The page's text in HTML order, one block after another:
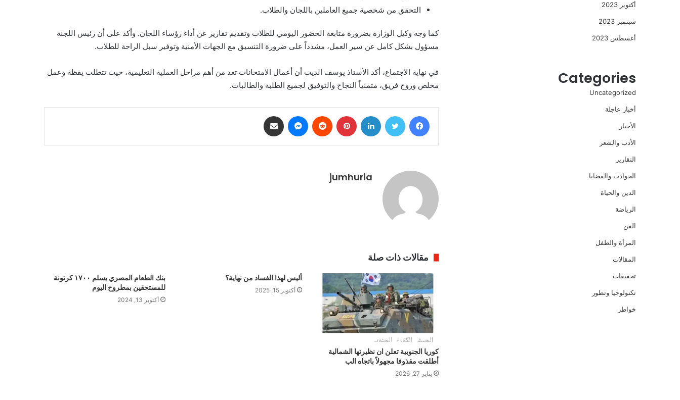
التحقق من شخصية جميع العاملين باللجان والطلاب.
كما وجه وكيل الوزارة بضرورة متابعة الحضور اليومي للطلاب وتقديم تقارير عن أداء رؤساء اللجان. وأكد على أن رئيس اللجنة
مسؤول بشكل كامل عن سير العمل، مشدداً على ضرورة التنسيق مع الجهات الأمنية وتوفير سبل الراحة للطلاب.
في نهاية الاجتماع، أكد الأستاذ يوسف الديب أن أعمال الامتحانات تعد من أهم مراحل العملية التعليمية، حيث تتطلب يقظة وعمل
مخلص وروح فريق، متمنياً النجاح والتوفيق لجميع الطلبة والطالبات.
فيسبوك تويتر لينكدإن بينتيريست ماسنجر
jumhuria
مقالات ذات صلة
كوريا الجنوبية تعلن ان نظيرتها الشمالية
أطلقت مقذوفا مجهولاً باتجاه الب
يناير 27, 2026
أليس لهذا الفساد من نهاية؟
أكتوبر 15, 2025
بنك الطعام المصري يسلم ١٧٠٠ كرتونة
للمستحقين بمطروح اليوم
أكتوبر 13, 2024
أكتوبر 2023
سبتمبر 2023
أغسطس 2023
Categories
Uncategorized
أخبار عاجلة
الأخبار
الأدب والشعر
التقارير
الحوادث والقضايا
الدين والحياة
الرياضة
الفن
المرأة والطفل
المقالات
تحقيقات
تكنولوجيا وتطور
خواطر